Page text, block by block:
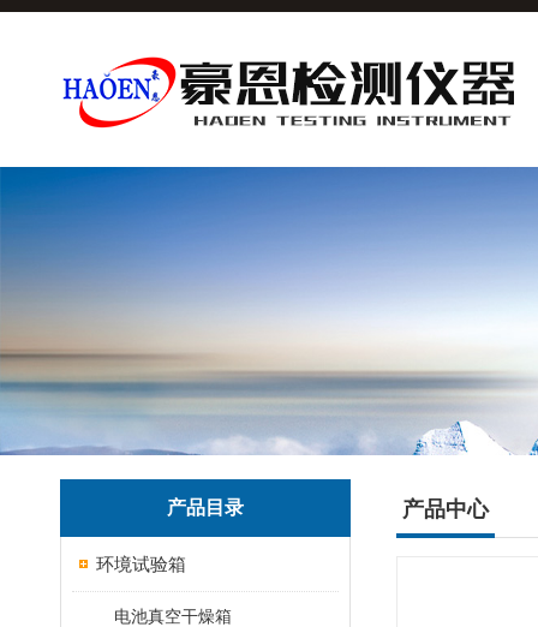
产品目录
环境试验箱
电池真空干燥箱
产品中心